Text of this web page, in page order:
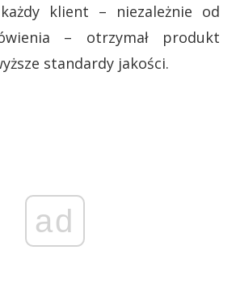
klient – niezależnie od
– otrzymał produkt
standardy jakości.
ad